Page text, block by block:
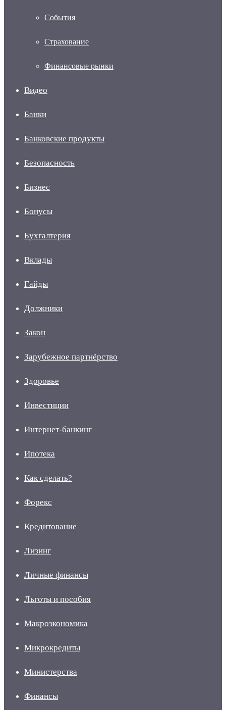
События
Страхование
Финансовые рынки
Видео
Банки
Банковские продукты
Безопасность
Бизнес
Бонусы
Бухгалтерия
Вклады
Гайды
Должники
Закон
Зарубежное партнёрство
Здоровье
Инвестиции
Интернет-банкинг
Ипотека
Как сделать?
Форекс
Кредитование
Лизинг
Личные финансы
Льготы и пособия
Макроэкономика
Микрокредиты
Министерства
Финансы